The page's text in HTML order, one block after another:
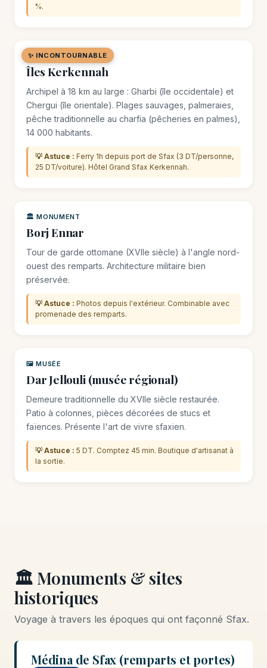
%.
✨ INCONTOURNABLE
🌿 SITE NATUREL
Îles Kerkennah
Archipel à 18 km au large : Gharbi (île occidentale) et
Chergui (île orientale). Plages sauvages, palmeraies,
pêche traditionnelle au charfia (pêcheries en palmes),
14 000 habitants.
💡 Astuce : Ferry 1h depuis port de Sfax (3 DT/personne,
25 DT/voiture). Hôtel Grand Sfax Kerkennah.
🏛️ MONUMENT
Borj Ennar
Tour de garde ottomane (XVIIe siècle) à l'angle nord-
ouest des remparts. Architecture militaire bien
préservée.
💡 Astuce : Photos depuis l'extérieur. Combinable avec
promenade des remparts.
🖼️ MUSÉE
Dar Jellouli (musée régional)
Demeure traditionnelle du XVIIe siècle restaurée.
Patio à colonnes, pièces décorées de stucs et
faïences. Présente l'art de vivre sfaxien.
💡 Astuce : 5 DT. Comptez 45 min. Boutique d'artisanat à
la sortie.
🏛️ Monuments & sites
historiques
Voyage à travers les époques qui ont façonné Sfax.
Médina de Sfax (remparts et portes)